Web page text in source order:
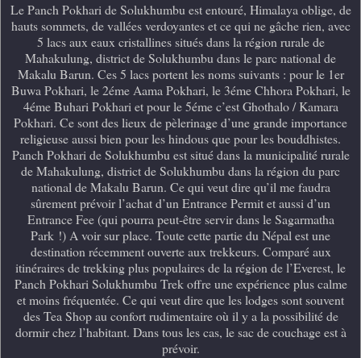
Le Panch Pokhari de Solukhumbu est entouré, Himalaya oblige, de
hauts sommets, de vallées verdoyantes et ce qui ne gâche rien, avec
5 lacs aux eaux cristallines situés dans la région rurale de
Mahakulung, district de Solukhumbu dans le parc national de
Makalu Barun. Ces 5 lacs portent les noms suivants : pour le 1er
Buwa Pokhari, le 2éme Aama Pokhari, le 3éme Chhora Pokhari, le
4éme Buhari Pokhari et pour le 5éme c’est Ghothalo / Kamara
Pokhari. Ce sont des lieux de pèlerinage d’une grande importance
religieuse aussi bien pour les hindous que pour les bouddhistes.
Panch Pokhari de Solukhumbu est situé dans la municipalité rurale
de Mahakulung, district de Solukhumbu dans la région du parc
national de Makalu Barun. Ce qui veut dire qu’il me faudra
sûrement prévoir l’achat d’un Entrance Permit et aussi d’un
Entrance Fee (qui pourra peut-être servir dans le Sagarmatha
Park !) A voir sur place. Toute cette partie du Népal est une
destination récemment ouverte aux trekkeurs. Comparé aux
itinéraires de trekking plus populaires de la région de l’Everest, le
Panch Pokhari Solukhumbu Trek offre une expérience plus calme
et moins fréquentée. Ce qui veut dire que les lodges sont souvent
des Tea Shop au confort rudimentaire où il y a la possibilité de
dormir chez l’habitant. Dans tous les cas, le sac de couchage est à
prévoir.